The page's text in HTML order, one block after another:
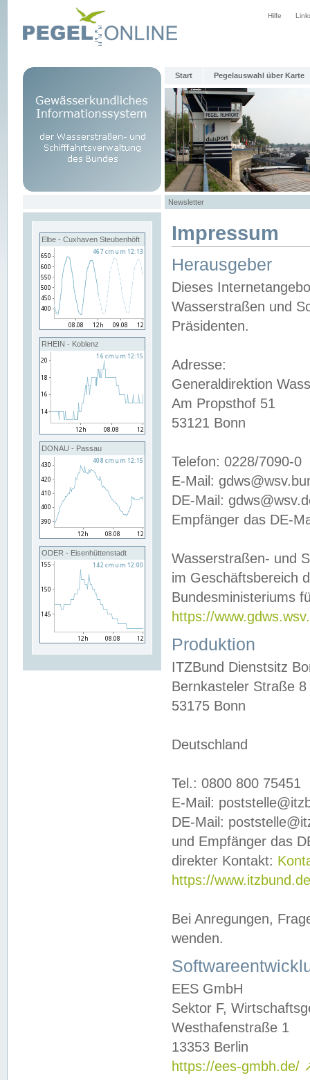
Hilfe
Start Pegelauswahl über Karte
Newsletter
Elbe - Cuxhaven Steubenhöft
RHEIN - Koblenz
DONAU - Passau
ODER - Eisenhüttenstadt
Impressum
Herausgeber
Dieses
Wasserstraßen und
Präsidenten.
Adresse:
Generaldirektion
Am Propsthof 51
53121 Bonn
Telefon: 0228/7090-0
E-Mail:
DE-Mail:
Empfänger das DE-
Wasserstraßen- und
im Geschäftsbereich
Bundesministeriums
https://
Produktion
ITZBund Dienstsitz
Bernkasteler Straße 8
53175 Bonn
Deutschland
Tel.: 0800 800 75451
E-Mail:
DE-Mail:
und Empfänger das
direkter Kontakt:
https://
Bei Anregungen,
wenden.
EES GmbH
Sektor F,
Westhafenstraße 1
13353 Berlin
https://ees-gmbh.de/